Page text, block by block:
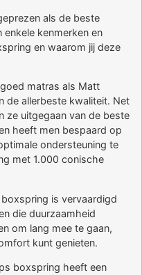
als de beste
kenmerken en
en waarom jij deze
matras als Matt
de allerbeste kwaliteit. Net
ze uitgegaan van de beste
heeft men bespaard op
ondersteuning te
met 1.000 conische
is vervaardigd
die duurzaamheid
om lang mee te gaan,
kunt genieten.
boxspring heeft een